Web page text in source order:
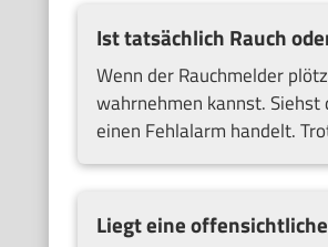
Ist tatsächlich Rauch
Wenn der Rauchmelder
wahrnehmen kannst. Siehst
einen Fehlalarm handelt.
Liegt eine